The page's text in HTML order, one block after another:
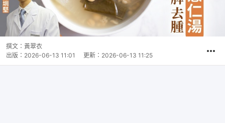
撰文： 黃翠衣
出版： 2026-06-13 11:01 更新： 2026-06-13 11:25